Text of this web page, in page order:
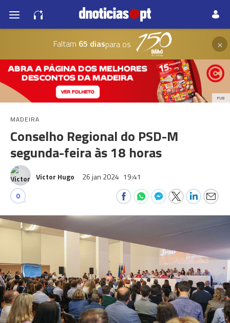
Faltam 65 diaspara os ×
PUB
MADEIRA
Conselho Regional do PSD-M
segunda-feira às 18 horas
Victor Hugo 26 jan 2024 19:41
0